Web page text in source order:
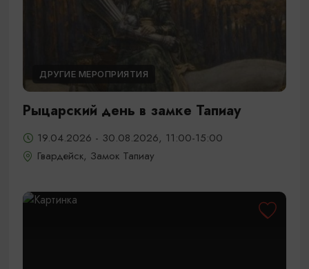
ДРУГИЕ МЕРОПРИЯТИЯ
Рыцарский день в замке Тапиау
19.04.2026 - 30.08.2026, 11:00-15:00
Гвардейск, Замок Тапиау